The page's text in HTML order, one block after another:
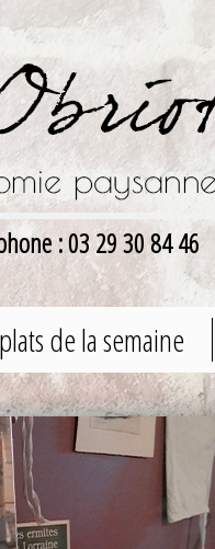
: 03 29 30 84 46
de la semaine